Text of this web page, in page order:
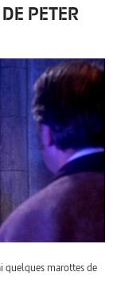
PETER
quelques marottes de